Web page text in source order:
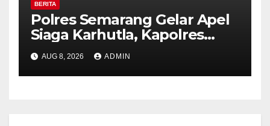
BERITA
Polres Semarang Gelar Apel
Siaga Karhutla, Kapolres
Tekankan Sinergi dan
Kesiapsiagaan Hadapi Musim
Kemarau.
AUG 8, 2026 ADMIN